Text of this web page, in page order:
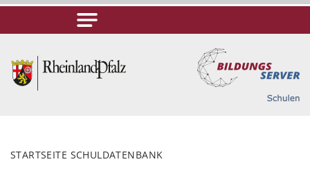
STARTSEITE SCHULDATENBANK